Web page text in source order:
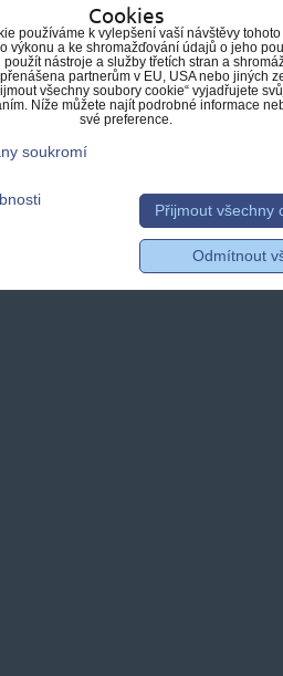
Cookies
používáme k vylepšení vaší návštěvy
výkonu a ke shromažďování údajů o jeho
použít nástroje a služby třetích stran a
partnerům v EU, USA nebo jiných
všechny soubory cookie“ vyjadřujete
Níže můžete najít podrobné informace
své preference.
soukromí
Přijmout všechny
Odmítnout